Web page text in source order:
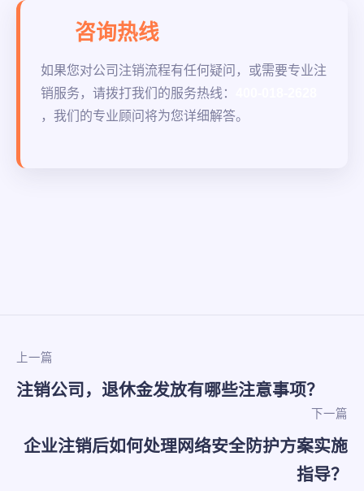
咨询热线
如果您对公司注销流程有任何疑问，或需要专业注
销服务，请拨打我们的服务热线：
，我们的专业顾问将为您详细解答。
上一篇
注销公司，退休金发放有哪些注意事项？
下一篇
企业注销后如何处理网络安全防护方案实施
指导？